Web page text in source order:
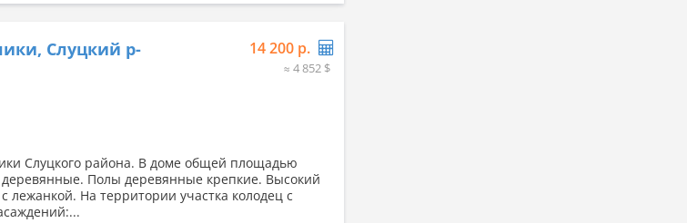
Слуцкий р-
14 200 р.
≈ 4 852 $
Слуцкого района. В доме общей площадью
Полы деревянные крепкие. Высокий
лежанкой. На территории участка колодец с